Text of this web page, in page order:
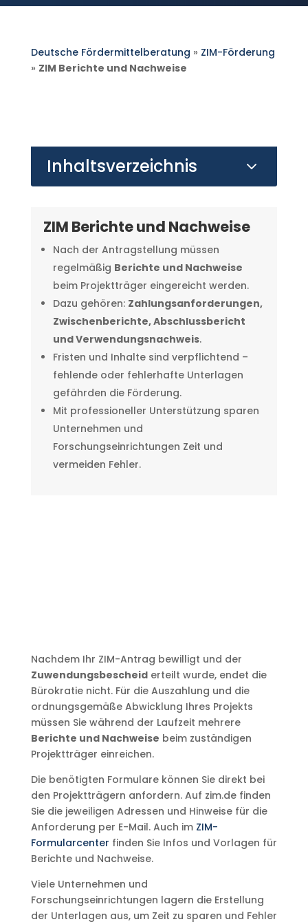
Deutsche Fördermittelberatung » ZIM-Förderung
» ZIM Berichte und Nachweise
Inhaltsverzeichnis 3
ZIM Berichte und Nachweise
Nach der Antragstellung müssen
regelmäßig Berichte und Nachweise
beim Projektträger eingereicht werden.
Dazu gehören: Zahlungsanforderungen,
Zwischenberichte, Abschlussbericht
und Verwendungsnachweis.
Fristen und Inhalte sind verpflichtend –
fehlende oder fehlerhafte Unterlagen
gefährden die Förderung.
Mit professioneller Unterstützung sparen
Unternehmen und
Forschungseinrichtungen Zeit und
vermeiden Fehler.
Nachdem Ihr ZIM-Antrag bewilligt und der
Zuwendungsbescheiderteilt wurde, endet die
Bürokratie nicht. Für die Auszahlung und die
ordnungsgemäße Abwicklung Ihres Projekts
müssen Sie während der Laufzeit mehrere
Berichte und Nachweise beim zuständigen
Projektträger einreichen.
Die benötigten Formulare können Sie direkt bei
den Projektträgern anfordern. Auf zim.de finden
Sie die jeweiligen Adressen und Hinweise für die
Anforderung per E-Mail. Auch im ZIM-
Formularcenter finden Sie Infos und Vorlagen für
Berichte und Nachweise.
Viele Unternehmen und
Forschungseinrichtungen lagern die Erstellung
der Unterlagen aus, um Zeit zu sparen und Fehler